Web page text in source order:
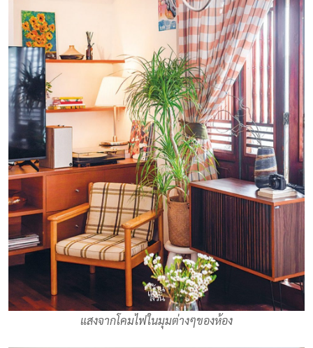
แสงจากโคมไฟในมุมต่างๆของห้อง